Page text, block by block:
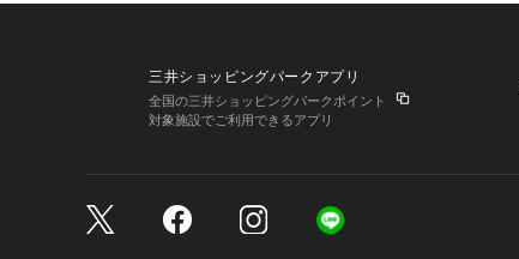
三井ショッピングパークアプリ
全国の三井ショッピングパークポイント
対象施設でご利用できるアプリ